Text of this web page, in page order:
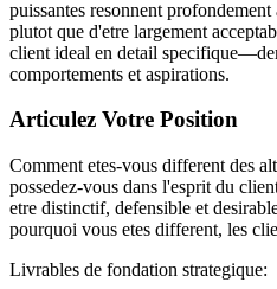
puissantes resonnent
plutot que d'etre largement
client ideal en detail
comportements et aspirations.
Articulez Votre Position
Comment etes-vous different des
possedez-vous dans l'esprit du
etre distinctif, defensible et
pourquoi vous etes different, les
Livrables de fondation strategique: